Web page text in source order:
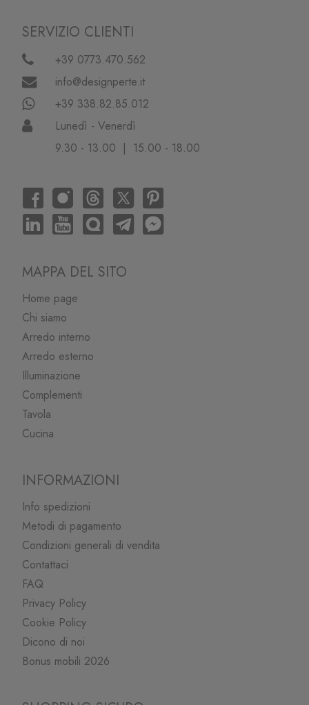
SERVIZIO CLIENTI
+39 0773.470.562
info@designperte.it
+39 338.82.85.012
Lunedì - Venerdì
9.30 - 13.00 | 15.00 - 18.00
MAPPA DEL SITO
Home page
Chi siamo
Arredo interno
Arredo esterno
Illuminazione
Complementi
Tavola
Cucina
INFORMAZIONI
Info spedizioni
Metodi di pagamento
Condizioni generali di vendita
Contattaci
FAQ
Privacy Policy
Cookie Policy
Dicono di noi
Bonus mobili 2026